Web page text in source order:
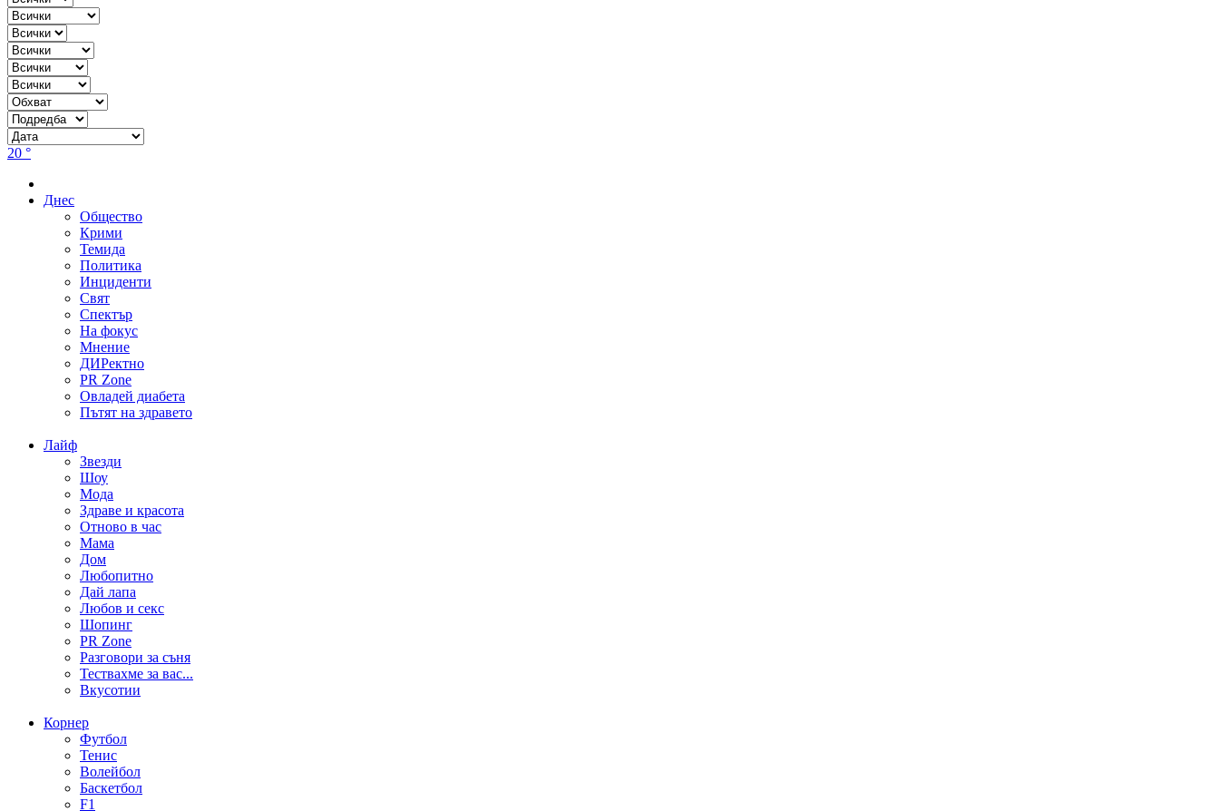
20 °
Днес
Общество
Крими
Темида
Политика
Инциденти
Свят
Спектър
На фокус
Мнение
ДИРектно
PR Zone
Овладей диабета
Пътят на здравето
Лайф
Звезди
Шоу
Мода
Здраве и красота
Отново в час
Мама
Дом
Любопитно
Дай лапа
Любов и секс
Шопинг
PR Zone
Разговори за съня
Тествахме за вас...
Вкусотии
Корнер
Футбол
Тенис
Волейбол
Баскетбол
F1